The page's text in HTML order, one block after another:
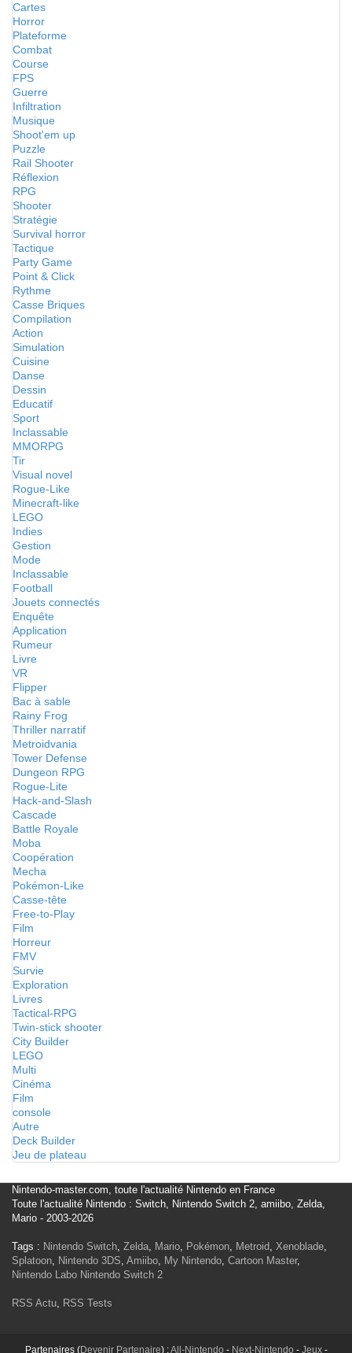
Cartes
Horror
Plateforme
Combat
Course
FPS
Guerre
Infiltration
Musique
Shoot'em up
Puzzle
Rail Shooter
Réflexion
RPG
Shooter
Stratégie
Survival horror
Tactique
Party Game
Point & Click
Rythme
Casse Briques
Compilation
Action
Simulation
Cuisine
Danse
Dessin
Educatif
Sport
Inclassable
MMORPG
Tir
Visual novel
Rogue-Like
Minecraft-like
LEGO
Indies
Gestion
Mode
Inclassable
Football
Jouets connectés
Enquête
Application
Rumeur
Livre
VR
Flipper
Bac à sable
Rainy Frog
Thriller narratif
Metroidvania
Tower Defense
Dungeon RPG
Rogue-Lite
Hack-and-Slash
Cascade
Battle Royale
Moba
Coopération
Mecha
Pokémon-Like
Casse-tête
Free-to-Play
Film
Horreur
FMV
Survie
Exploration
Livres
Tactical-RPG
Twin-stick shooter
City Builder
LEGO
Multi
Cinéma
Film
console
Autre
Deck Builder
Jeu de plateau
Nintendo-master.com, toute l'actualité Nintendo en France
Toute l'actualité Nintendo : Switch, Nintendo Switch 2, amiibo, Zelda,
Mario - 2003-2026
Tags : Nintendo Switch, Zelda, Mario, Pokémon, Metroid, Xenoblade,
Splatoon, Nintendo 3DS, Amiibo, My Nintendo, Cartoon Master,
Nintendo Labo Nintendo Switch 2
RSS Actu, RSS Tests
Partenaires (Devenir Partenaire) :All-Nintendo - Next-Nintendo - Jeux-